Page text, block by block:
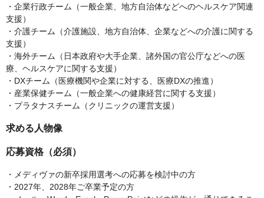
・企業行政チーム（一般企業、地方自治体などへのヘルスケア関連
支援）
・介護チーム（介護施設、地方自治体、企業などへの介護に関する
支援）
・海外チーム（日本政府や大手企業、諸外国の官公庁などへの医
療、ヘルスケアに関する支援）
・DXチーム（医療機関や企業に対する、医療DXの推進）
・産業保健チーム（一般企業への健康経営に関する支援）
・プラタナスチーム（クリニックの運営支援）
求める人物像
応募資格（必須）
・メディヴァの新卒採用選考への応募を検討中の方
・2027年、2028年ご卒業予定の方